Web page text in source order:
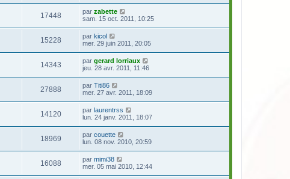
17448 par zabette
sam. 15 oct. 2011, 10:25
15228 par kicol
mer. 29 juin 2011, 20:05
14343 par gerard lorriaux
jeu. 28 avr. 2011, 11:46
27888 par Titi86
mer. 27 avr. 2011, 18:09
14120 par laurentrss
lun. 24 janv. 2011, 18:07
18969 par couette
lun. 08 nov. 2010, 20:59
16088 par mimi38
mer. 05 mai 2010, 12:44